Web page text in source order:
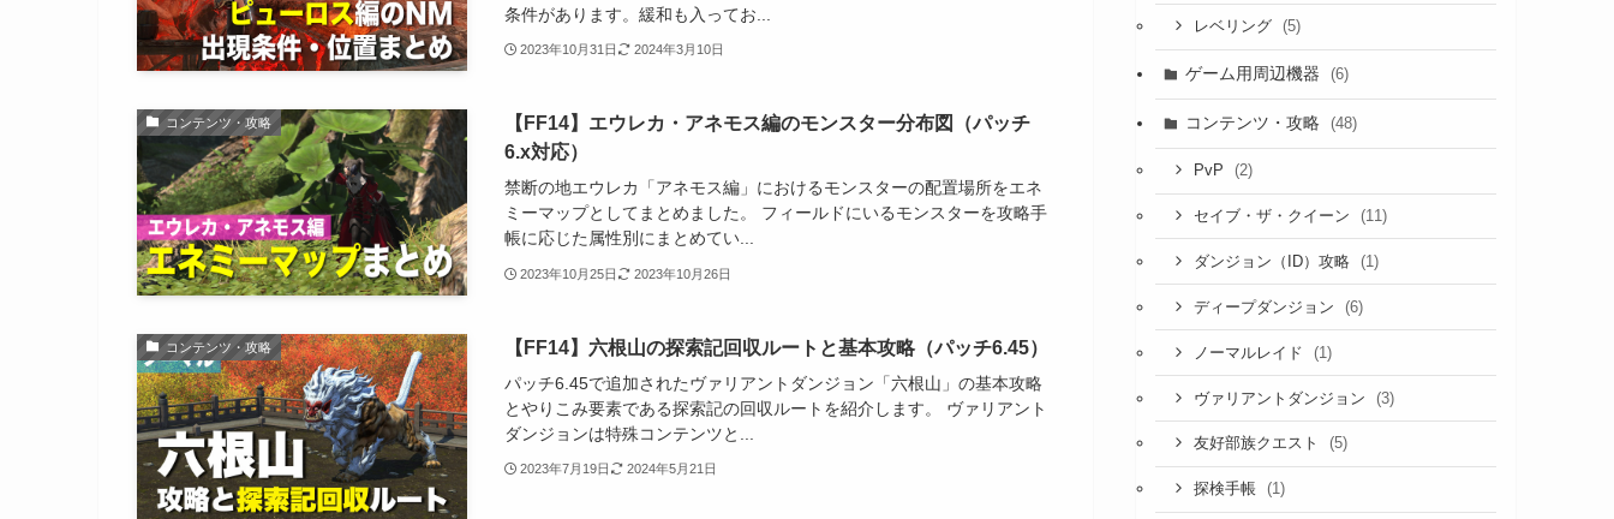
条件があります。緩和も入ってお...
2023年10月31日 2024年3月10日
コンテンツ・攻略
【FF14】エウレカ・アネモス編のモンスター分布図（パッチ
6.x対応）
禁断の地エウレカ「アネモス編」におけるモンスターの配置場所をエネ
ミーマップとしてまとめました。 フィールドにいるモンスターを攻略手
帳に応じた属性別にまとめてい...
2023年10月25日 2023年10月26日
コンテンツ・攻略 【FF14】六根山の探索記回収ルートと基本攻略（パッチ6.45）
パッチ6.45で追加されたヴァリアントダンジョン「六根山」の基本攻略
とやりこみ要素である探索記の回収ルートを紹介します。 ヴァリアント
ダンジョンは特殊コンテンツと...
2023年7月19日 2024年5月21日
レベリング (5)
ゲーム用周辺機器 (6)
コンテンツ・攻略 (48)
PvP (2)
セイブ・ザ・クイーン (11)
ダンジョン（ID）攻略 (1)
ディープダンジョン (6)
ノーマルレイド (1)
ヴァリアントダンジョン (3)
友好部族クエスト (5)
探検手帳 (1)